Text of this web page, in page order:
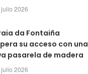
2026
da Fontaiña
su acceso con una
pasarela de madera
2026